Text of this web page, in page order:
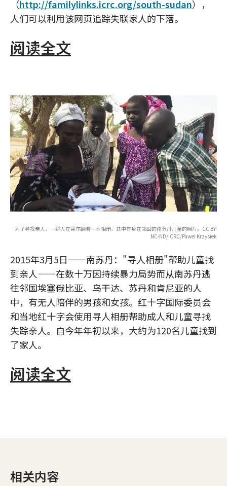
（http://familylinks.icrc.org/south-sudan），
人们可以利用该网页追踪失联家人的下落。
阅读全文
为了寻找亲人，一群人在莱尔翻看一本相册，其中有身在邻国的南苏丹儿童的照片。CC BY-
NC-ND/ICRC/Pawel Krzysiek
2015年3月5日——南苏丹："寻人相册"帮助儿童找
到亲人——在数十万因持续暴力局势而从南苏丹逃
往邻国埃塞俄比亚、乌干达、苏丹和肯尼亚的人
中，有无人陪伴的男孩和女孩。红十字国际委员会
和当地红十字会使用寻人相册帮助成人和儿童寻找
失踪亲人。自今年年初以来，大约为120名儿童找到
了家人。
阅读全文
相关内容